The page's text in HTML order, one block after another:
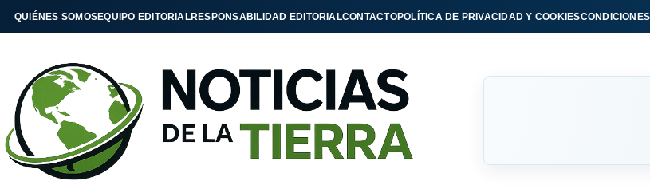
QUIÉNES SOMOSEQUIPO EDITORIALRESPONSABILIDAD EDITORIALCONTACTOPOLÍTICA DE PRIVACIDAD Y COOKIES